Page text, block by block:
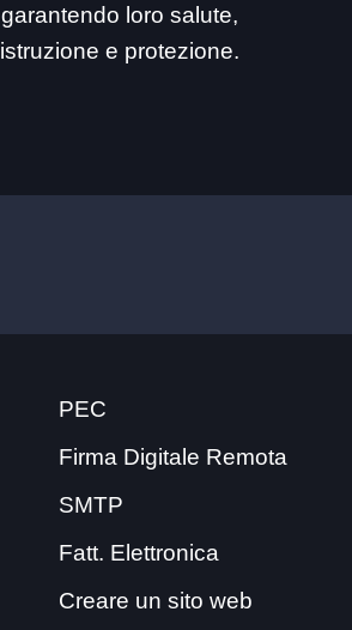
garantendo loro salute,
istruzione e protezione.
PEC
Firma Digitale Remota
SMTP
Fatt. Elettronica
Creare un sito web